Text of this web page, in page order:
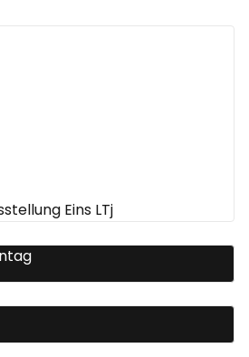
Eins LTj